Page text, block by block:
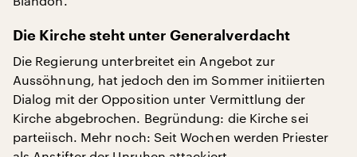
Die Kirche steht unter Generalverdacht
Die Regierung unterbreitet ein Angebot zur
Aussöhnung, hat jedoch den im Sommer initiierten
Dialog mit der Opposition unter Vermittlung der
Kirche abgebrochen. Begründung: die Kirche sei
parteiisch. Mehr noch: Seit Wochen werden Priester